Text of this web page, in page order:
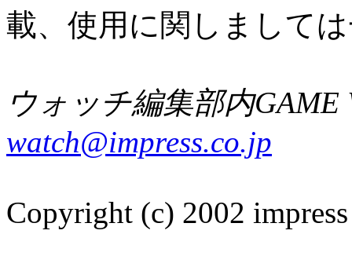
載、使用に関しまして
ウォッチ編集部内GAME
watch@impress.co.jp
Copyright (c) 2002